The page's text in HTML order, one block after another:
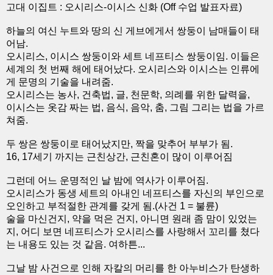
고대 이집트 : 오시리스-이시스 신화 (Off 수업 발표자료)
하늘의 여신 누트와 땅의 신 게브에게서 쌍둥이 남매들이 태
어남.
오시리스, 이시스 쌍둥이와 세트 네프티스 쌍둥이임. 이들은
세계의 첫 번째 해에 태어났다. 오시리스와 이시스는 인류에
게 문명의 기술을 내려줌.
오시리스는 농사, 건축법, 글, 천문학, 의례를 위한 달력을,
이시스는 옷감 짜는 법, 음식, 음악, 춤, 그림 그리는 법을 가르
쳐줌.
두 쌍은 쌍둥이로 태어났지만, 짝을 맞추어 부부가 됨.
16, 17세기 까지는 근친상간, 근친혼이 많이 이루어짐
그런데 어느 운명적인 날 밤에 역사가 이루어짐.
오시리스가 동생 세트의 아내인 네프티스를 자신의 부인으로
오인하고 부적절한 관계를 갖게 됨.(사건 1 = 불륜)
술을 마신건지, 약을 먹은 건지, 아니면 원래 좀 맘이 있었는
지, 어디 보면 네프티스가 오시리스를 사랑해서 꼬리를 쳤다
는 내용도 있는 것 같음. 여하튼...
그날 밤 사건으로 인해 자칼의 머리를 한 아누비스가 탄생하